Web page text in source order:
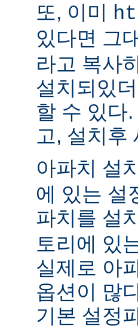
또, 이미
있다면 그
라고 복사
설치되있
할 수 있다
고, 설치후
아파치 설
에 있는 설
파치를 설
토리에 있
실제로 아
옵션이 많
기본 설정